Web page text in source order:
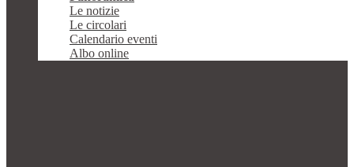
Le notizie
Le circolari
Calendario eventi
Albo online